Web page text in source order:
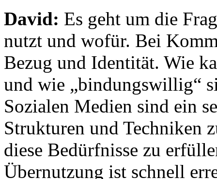
David: Es geht um die
nutzt und wofür. Bei
Bezug und Identität. Wie
und wie „bindungswillig“
Sozialen Medien sind ein
Strukturen und Techniken
diese Bedürfnisse zu
Übernutzung ist schnell